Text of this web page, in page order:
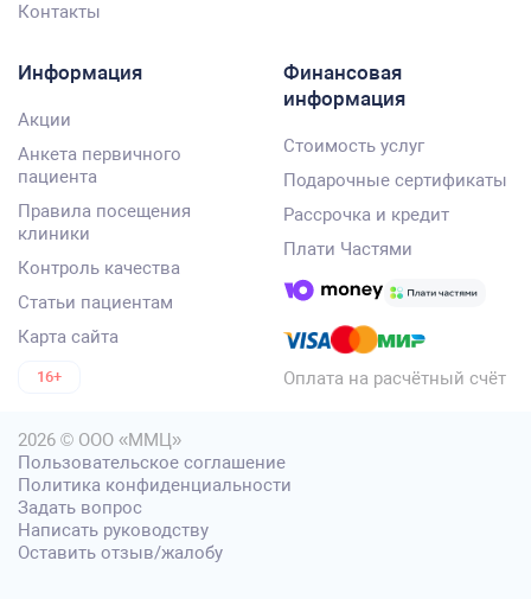
Контакты
Информация
Акции
Анкета первичного
пациента
Правила посещения
клиники
Контроль качества
Статьи пациентам
Карта сайта
16+
Финансовая
информация
Стоимость услуг
Подарочные сертификаты
Рассрочка и кредит
Плати Частями
Оплата на расчётный счёт
2026 © ООО «ММЦ»
Пользовательское соглашение
Политика конфиденциальности
Задать вопрос
Написать руководству
Оставить отзыв/жалобу